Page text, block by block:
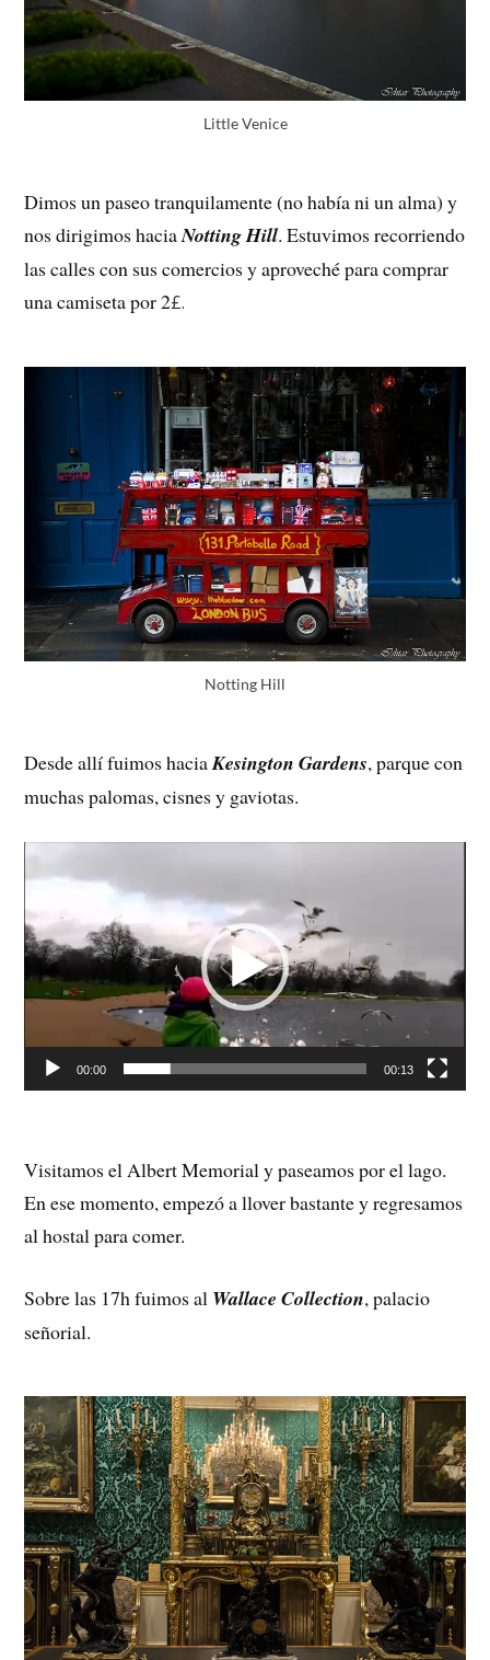
Little Venice
Dimos un paseo tranquilamente (no había ni un alma) y
nos dirigimos haciaNotting Hill. Estuvimos recorriendo
las calles con sus comercios y aproveché para comprar
una camiseta por 2£.
Notting Hill
Desde allí fuimos haciaKesington Gardens, parque con
muchas palomas, cisnes y gaviotas.
Reproductor
de
vídeo
00:00 00:13
Visitamos el Albert Memorial y paseamos por el lago.
En ese momento, empezó a llover bastante y regresamos
al hostal para comer.
Sobre las 17h fuimos al Wallace Collection, palacio
señorial.